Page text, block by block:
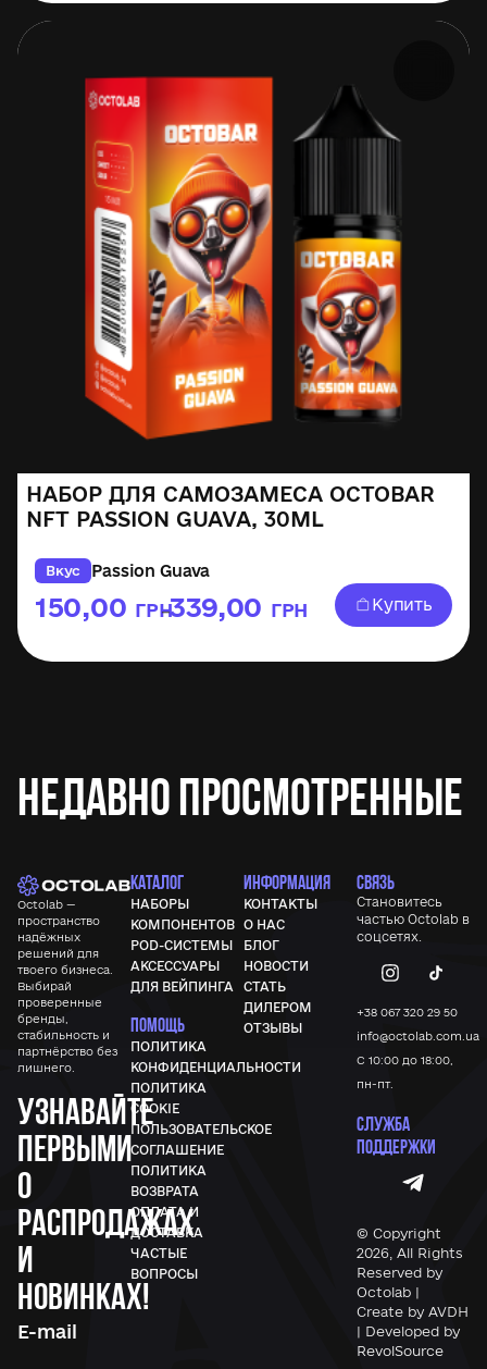
НАБОР ДЛЯ САМОЗАМЕСА OCTOBAR
NFT PASSION GUAVA, 30ML
Вкус Passion Guava
150,00 ГРН
–339,00 ГРН Купить
Недавно просмотренные
Octolab —
пространство
надёжных
решений для
твоего бизнеса.
Выбирай
проверенные
бренды,
стабильность и
партнёрство без
лишнего.
Узнавайте
первыми
о
распродажах
и
новинках!
КАТАЛОГ
НАБОРЫ
КОМПОНЕНТОВ
POD-СИСТЕМЫ
АКСЕССУАРЫ
ДЛЯ ВЕЙПИНГА
ПОМОЩЬ
ПОЛИТИКА
КОНФИДЕНЦИАЛЬНОСТИ
ПОЛИТИКА
COOKIE
ПОЛЬЗОВАТЕЛЬСКОЕ
СОГЛАШЕНИЕ
ПОЛИТИКА
ВОЗВРАТА
ОПЛАТА И
ДОСТАВКА
ЧАСТЫЕ
ВОПРОСЫ
ИНФОРМАЦИЯ
КОНТАКТЫ
О НАС
БЛОГ
НОВОСТИ
СТАТЬ
ДИЛЕРОМ
ОТЗЫВЫ
СВЯЗЬ
Становитесь
частью Octolab в
соцсетях.
+38 067 320 29 50
info@octolab.com.ua
С 10:00 до 18:00,
пн-пт.
СЛУЖБА
ПОДДЕРЖКИ
© Copyright
2026, All Rights
Reserved by
Octolab |
Create by AVDH
| Developed by
RevolSource